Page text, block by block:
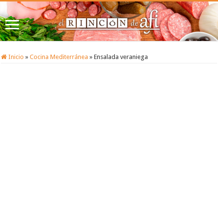
Inicio » Cocina Mediterránea » Ensalada veraniega